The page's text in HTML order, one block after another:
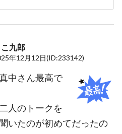
こ九郎
年12月12日(ID:233142)
中さん最高で
人のトークを
いたのが初めてだったの